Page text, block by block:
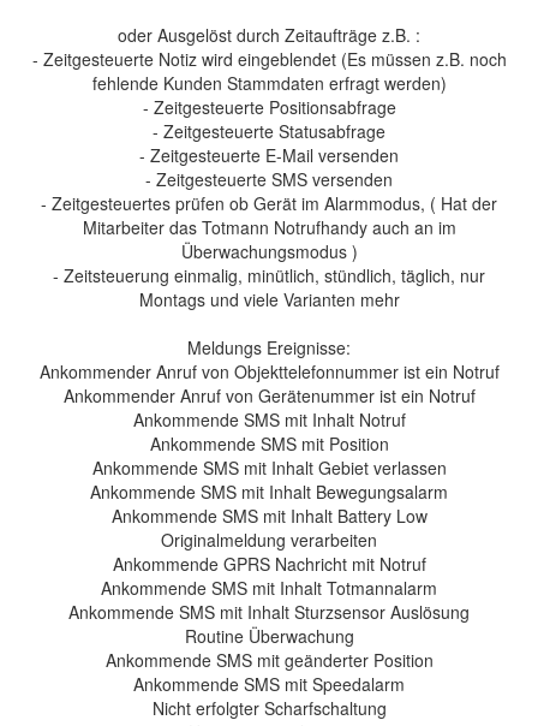
oder Ausgelöst durch Zeitaufträge z.B. :
- Zeitgesteuerte Notiz wird eingeblendet (Es müssen z.B. noch
fehlende Kunden Stammdaten erfragt werden)
- Zeitgesteuerte Positionsabfrage
- Zeitgesteuerte Statusabfrage
- Zeitgesteuerte E-Mail versenden
- Zeitgesteuerte SMS versenden
- Zeitgesteuertes prüfen ob Gerät im Alarmmodus, ( Hat der
Mitarbeiter das Totmann Notrufhandy auch an im
Überwachungsmodus )
- Zeitsteuerung einmalig, minütlich, stündlich, täglich, nur
Montags und viele Varianten mehr
Meldungs Ereignisse:
Ankommender Anruf von Objekttelefonnummer ist ein Notruf
Ankommender Anruf von Gerätenummer ist ein Notruf
Ankommende SMS mit Inhalt Notruf
Ankommende SMS mit Position
Ankommende SMS mit Inhalt Gebiet verlassen
Ankommende SMS mit Inhalt Bewegungsalarm
Ankommende SMS mit Inhalt Battery Low
Originalmeldung verarbeiten
Ankommende GPRS Nachricht mit Notruf
Ankommende SMS mit Inhalt Totmannalarm
Ankommende SMS mit Inhalt Sturzsensor Auslösung
Routine Überwachung
Ankommende SMS mit geänderter Position
Ankommende SMS mit Speedalarm
Nicht erfolgter Scharfschaltung